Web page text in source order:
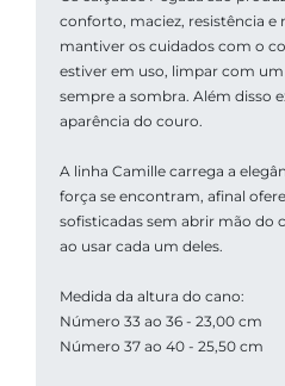
conforto, maciez, resistência e
mantiver os cuidados com o
estiver em uso, limpar com
sempre a sombra. Além disso
aparência do couro.
A linha Camille carrega a
força se encontram, afinal
sofisticadas sem abrir mão do
ao usar cada um deles.
Medida da altura do cano:
Número 33 ao 36 - 23,00 cm
Número 37 ao 40 - 25,50 cm